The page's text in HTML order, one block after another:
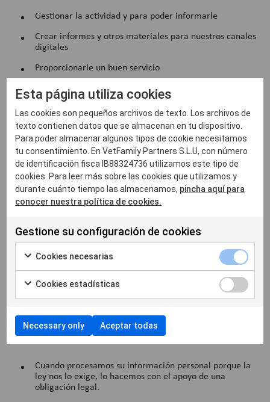
Gestionar la actividad y para poder informarle
Crear informes y otros materiales para nuestros canales
digitales
Proporcionarle un buen servicio
Informarle sobre las actividades de comercialización y
las encuestas a los clientes
Producir estadísticas de las actividades de
comercialización y las encuestas a los clientes, a fin de
mejorar nuestros servicios
Manejar las alergias alimentarias para los eventos
Base legal para la manipulación:
ejecución de acuerdos al administrar las competiciones.
Cuando tenemos una obligación legal, manejamos:
Además de lo descrito anteriormente, en algunos casos
procesamos sus datos personales cuando la ley nos lo exige,
de la autoridad.
Base legal para el manejo:
Cuando procesamos su información personal porque la
ley nos lo exige, lo hacemos con el apoyo de una
obligación legal.
Esta página utiliza cookies
Las cookies son pequeños archivos de texto. Los archivos de
texto contienen datos que se almacenan en tu dispositivo.
Para poder almacenar algunos tipos de cookie necesitamos
tu consentimiento. En VetFamily Partners S.L.U, con número
de identificación fisca lB88324736 utilizamos este tipo de
cookies. Para leer más sobre las cookies que utilizamos y
durante cuánto tiempo las almacenamos, pincha aquí para
conocer nuestra política de cookies.
Gestione su configuración de cookies
Cookies necesarias
Cookies estadísticas
Necessary only Aceptar todas